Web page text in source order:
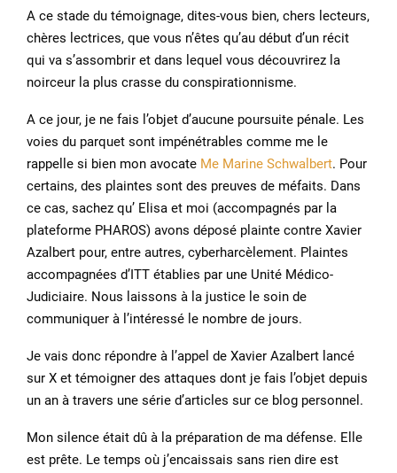
A ce stade du témoignage, dites-vous bien, chers lecteurs,
chères lectrices, que vous n’êtes qu’au début d’un récit
qui va s’assombrir et dans lequel vous découvrirez la
noirceur la plus crasse du conspirationnisme.
A ce jour, je ne fais l’objet d’aucune poursuite pénale. Les
voies du parquet sont impénétrables comme me le
rappelle si bien mon avocate Me Marine Schwalbert. Pour
certains, des plaintes sont des preuves de méfaits. Dans
ce cas, sachez qu’ Elisa et moi (accompagnés par la
plateforme PHAROS) avons déposé plainte contre Xavier
Azalbert pour, entre autres, cyberharcèlement. Plaintes
accompagnées d’ITT établies par une Unité Médico-
Judiciaire. Nous laissons à la justice le soin de
communiquer à l’intéressé le nombre de jours.
Je vais donc répondre à l’appel de Xavier Azalbert lancé
sur X et témoigner des attaques dont je fais l’objet depuis
un an à travers une série d’articles sur ce blog personnel.
Mon silence était dû à la préparation de ma défense. Elle
est prête. Le temps où j’encaissais sans rien dire est